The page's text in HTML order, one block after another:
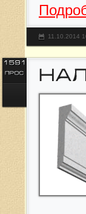
11.10.2014